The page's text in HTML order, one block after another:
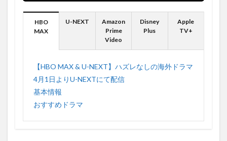
Wonderful World
WOW WOW WTA
WWDC
WWDC2021
Wallows Waiting on a War
US
USB 4
Vampire Weekend twenty one pilots twenty one pilots My Limb
Hayley Williams
Video
HBO
MAX
U-NEXT
Amazon
Prime
Video
Disney
Plus
Apple
TV+
【HBO MAX & U-NEXT】ハズレなしの海外ドラマ
4月1日よりU-NEXTにて配信
基本情報
おすすめドラマ